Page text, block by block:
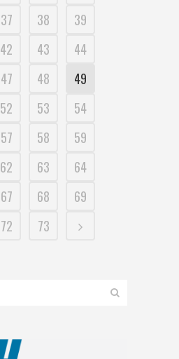
37 38
39
42 43
44
47 48
49
52 53
54
57 58
59
62 63
64
67 68
69
72 73